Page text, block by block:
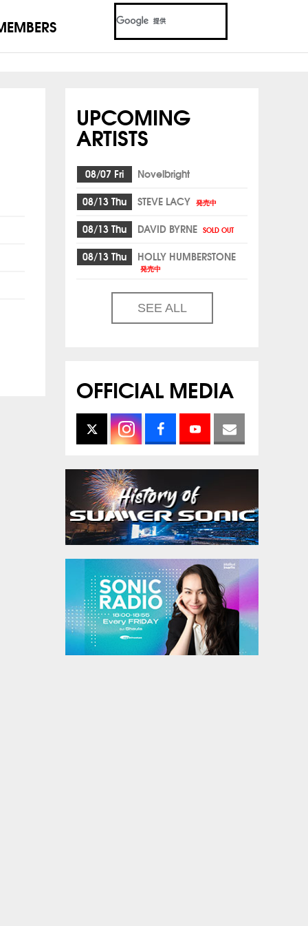
UPCOMING
ARTISTS
08/07 Fri
Novelbright
08/13 Thu
STEVE LACY 発売中
08/13 Thu DAVID BYRNE SOLD OUT
08/13 Thu HOLLY HUMBERSTONE
発売中
SEE ALL
OFFICIAL MEDIA